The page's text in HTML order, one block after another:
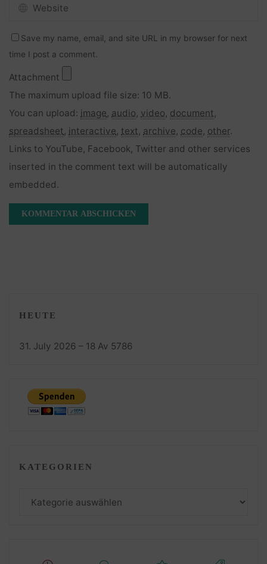
Save my name, email, and site URL in my browser for next
time I post a comment.
Attachment
The maximum upload file size: 10 MB.
You can upload: image, audio, video, document,
spreadsheet, interactive, text, archive, code, other.
Links to YouTube, Facebook, Twitter and other services
inserted in the comment text will be automatically
embedded.
HEUTE
31. July 2026 – 18 Av 5786
KATEGORIEN